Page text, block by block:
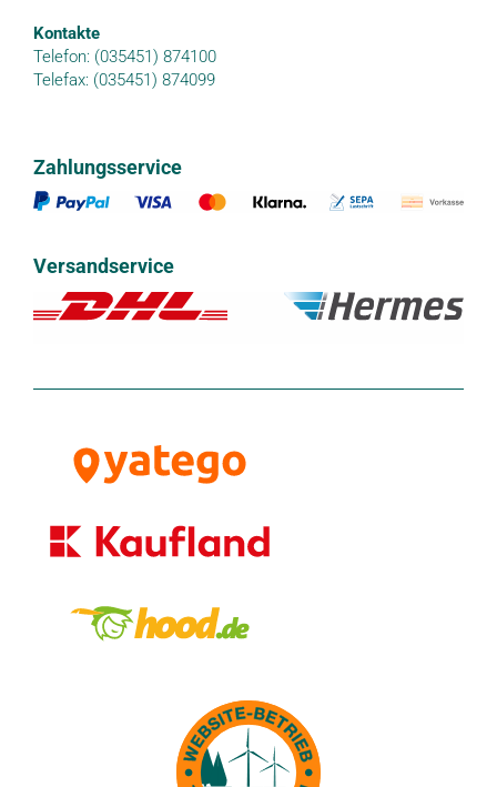
Kontakte
Telefon: (035451) 874100
Telefax: (035451) 874099
Zahlungsservice
Versandservice